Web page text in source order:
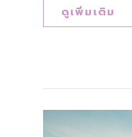
ดูเพิ่มเติม